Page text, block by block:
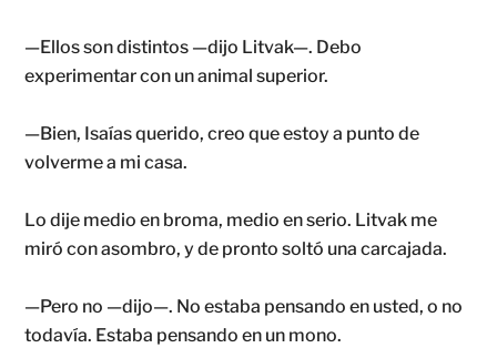
—Ellos son distintos —dijo Litvak—. Debo
experimentar con un animal superior.
—Bien, Isaías querido, creo que estoy a punto de
volverme a mi casa.
Lo dije medio en broma, medio en serio. Litvak me
miró con asombro, y de pronto soltó una carcajada.
—Pero no —dijo—. No estaba pensando en usted, o no
todavía. Estaba pensando en un mono.